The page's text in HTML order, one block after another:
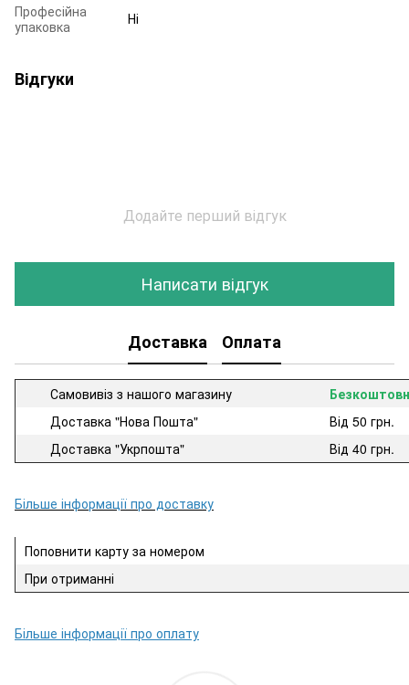
Професійна
упаковка
Ні
Відгуки
Додайте перший відгук
Написати відгук
Доставка Оплата
Самовивіз з нашого магазину
Доставка "Нова Пошта"
Від 50 грн.
Доставка "Укрпошта"
Від 40 грн.
Більше інформації про доставку
Поповнити карту за номером
При отриманні
Більше інформації про оплату